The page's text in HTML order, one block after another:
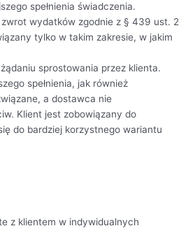
spełnienia świadczenia.
wydatków zgodnie z § 439 ust. 2
tylko w takim zakresie, w jakim
sprostowania przez klienta.
spełnienia, jak również
a dostawca nie
Klient jest zobowiązany do
do bardziej korzystnego wariantu
z klientem w indywidualnych